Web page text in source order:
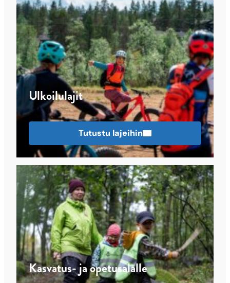
Ulkoilulajit
Tutustu lajeihin
Kasvatus- ja opetusalalle